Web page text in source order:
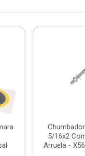
5/16x2
Arruela -